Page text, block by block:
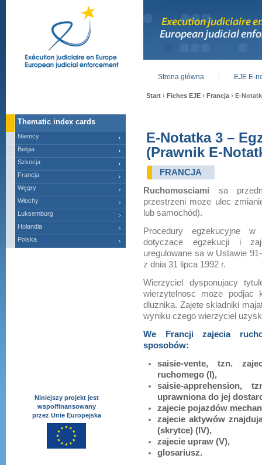
Start › Fiches EJE › Francja › E-
E-Notatka 3 –
(Prawnik E-
FRANCJA
Ruchomosciami sa
przestrzeni moze ulec
lub samochód).
Procedury egzekucyjne
dotyczace egzekucji i
uregulowane sa w Ustawie
z dnia 31 lipca 1992 r.
Wierzyciel dysponujacy
wierzytelnosc moze podjac
dluznika. Zajete skladniki
wyniku czego wierzyciel
We Francji zajecia
sposobów:
saisie-vente, tzn.
ruchomego (I),
saisie-apprehension,
uprawniona do jej
zajecie pojazdów
zajecie aktywów
(skrytce) (IV),
zajecie upraw (V),
glosariusz.
Strona główna EJE E-
Thematic index cards
Niemcy
Belgia
Szkocja
Francja
Węgry
Włochy
Luksemburg
Holandia
Polska
Niniejszy projekt jest
wspolfinansowany
przez Unie Europejska